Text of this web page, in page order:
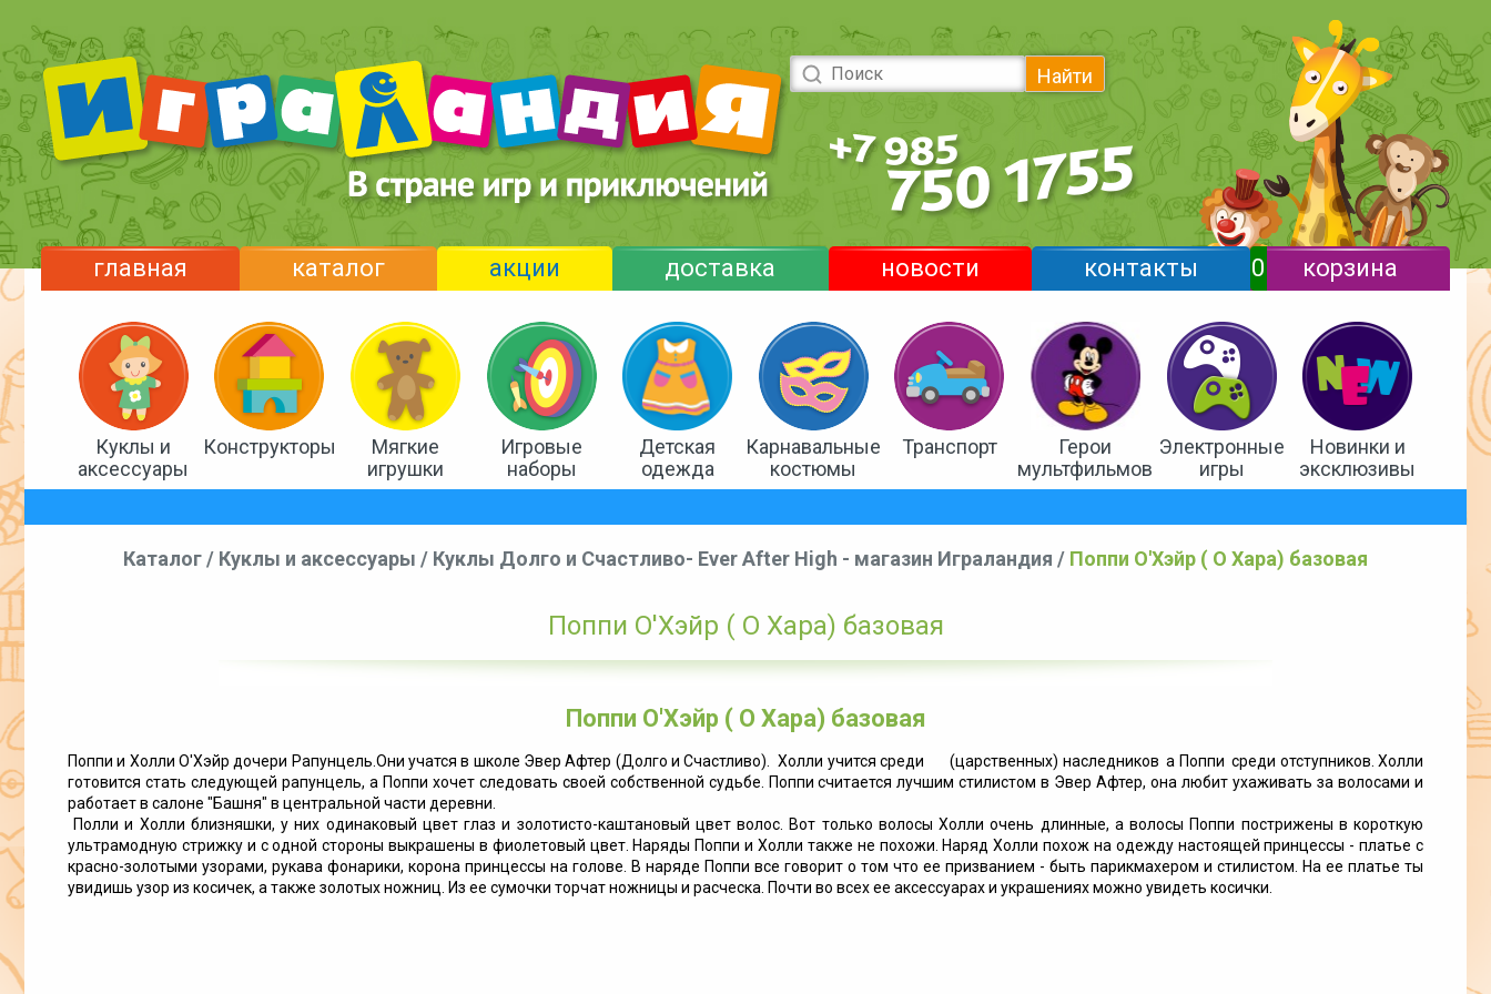
Найти
главная каталог акции доставка новости контакты 0 корзина
Куклы и
аксессуары
Конструкторы
Мягкие
игрушки
Игровые
наборы
Детская
одежда
Карнавальные
костюмы
Транспорт
Герои
мультфильмов
Электронные
игры
Новинки и
эксклюзивы
Каталог / Куклы и аксессуары / Куклы Долго и Счастливо- Ever After High - магазин Играландия / Поппи О'Хэйр ( О Хара) базовая
Поппи О'Хэйр ( О Хара) базовая
Поппи О'Хэйр ( О Хара) базовая
Поппи и Холли О'Хэйр дочери Рапунцель.Они учатся в школе Эвер Афтер (Долго и Счастливо). Холли учится среди (царственных) наследников а Поппи среди отступников. Холли
готовится стать следующей рапунцель, а Поппи хочет следовать своей собственной судьбе. Поппи считается лучшим стилистом в Эвер Афтер, она любит ухаживать за волосами и
работает в салоне "Башня" в центральной части деревни.
Полли и Холли близняшки, у них одинаковый цвет глаз и золотисто-каштановый цвет волос. Вот только волосы Холли очень длинные, а волосы Поппи пострижены в короткую
ультрамодную стрижку и с одной стороны выкрашены в фиолетовый цвет. Наряды Поппи и Холли также не похожи. Наряд Холли похож на одежду настоящей принцессы - платье с
красно-золотыми узорами, рукава фонарики, корона принцессы на голове. В наряде Поппи все говорит о том что ее призванием - быть парикмахером и стилистом. На ее платье ты
увидишь узор из косичек, а также золотых ножниц. Из ее сумочки торчат ножницы и расческа. Почти во всех ее аксессуарах и украшениях можно увидеть косички.